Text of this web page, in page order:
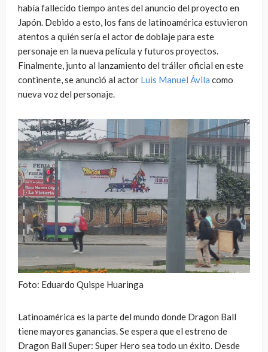
había fallecido tiempo antes del anuncio del proyecto en
Japón. Debido a esto, los fans de latinoamérica estuvieron
atentos a quién sería el actor de doblaje para este
personaje en la nueva película y futuros proyectos.
Finalmente, junto al lanzamiento del tráiler oficial en este
continente, se anunció al actor Luis Manuel Ávila como
nueva voz del personaje.
Foto: Eduardo Quispe Huaringa
Latinoamérica es la parte del mundo donde Dragon Ball
tiene mayores ganancias. Se espera que el estreno de
Dragon Ball Super: Super Hero sea todo un éxito. Desde